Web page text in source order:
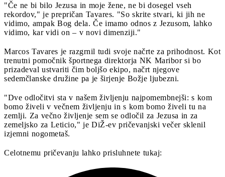
"Če ne bi bilo Jezusa in moje žene, ne bi dosegel vseh
rekordov," je prepričan Tavares. "So skrite stvari, ki jih ne
vidimo, ampak Bog dela. Če imamo odnos z Jezusom, lahko
vidimo, kar vidi on – v novi dimenziji."
Marcos Tavares je razgrnil tudi svoje načrte za prihodnost. Kot
trenutni pomočnik športnega direktorja NK Maribor si bo
prizadeval ustvariti čim boljšo ekipo, načrt njegove
sedemčlanske družine pa je širjenje Božje ljubezni.
"Dve odločitvi sta v našem življenju najpomembnejši: s kom
bomo živeli v večnem življenju in s kom bomo živeli tu na
zemlji. Za večno življenje sem se odločil za Jezusa in za
zemeljsko za Leticio," je DiŽ-ev pričevanjski večer sklenil
izjemni nogometaš.
Celotnemu pričevanju lahko prisluhnete tukaj: